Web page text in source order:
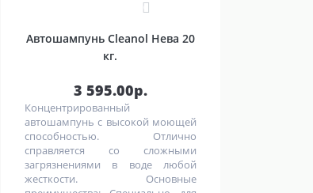
0
Автошампунь Cleanol Нева 20
кг.
3 595.00р.
Концентрированный
автошампунь с высокой моющей
способностью. Отлично
справляется со сложными
загрязнениями в воде любой
жесткости. Основные